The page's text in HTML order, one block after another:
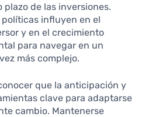
de las inversiones.
influyen en el
y en el crecimiento
para navegar en un
más complejo.
que la anticipación y
clave para adaptarse
cambio. Mantenerse